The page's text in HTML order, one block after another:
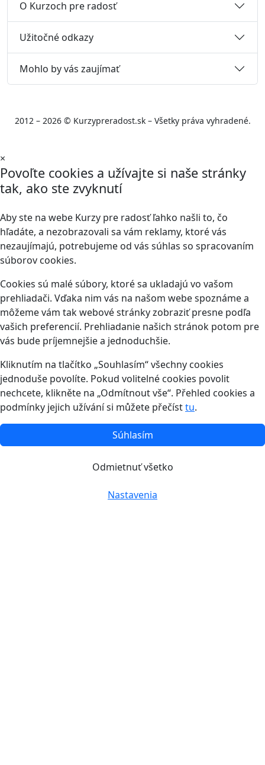
O Kurzoch pre radosť
Užitočné odkazy
Mohlo by vás zaujímať
2012 – 2026 © Kurzypreradost.sk – Všetky práva vyhradené.
×
Povoľte cookies a užívajte si naše stránky
tak, ako ste zvyknutí
Aby ste na webe Kurzy pre radosť ľahko našli to, čo
hľadáte, a nezobrazovali sa vám reklamy, ktoré vás
nezaujímajú, potrebujeme od vás súhlas so spracovaním
súborov cookies.
Cookies sú malé súbory, ktoré sa ukladajú vo vašom
prehliadači. Vďaka nim vás na našom webe spoznáme a
môžeme vám tak webové stránky zobraziť presne podľa
vašich preferencií. Prehliadanie našich stránok potom pre
vás bude príjemnejšie a jednoduchšie.
Kliknutím na tlačítko „Souhlasím“ všechny cookies
jednoduše povolíte. Pokud volitelné cookies povolit
nechcete, klikněte na „Odmítnout vše“. Přehled cookies a
podmínky jejich užívání si můžete přečísttu.
Súhlasím
Odmietnuť všetko
Nastavenia